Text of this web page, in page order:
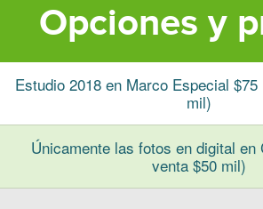
Opciones y
Estudio 2018 en Marco Especial
mil)
Únicamente las fotos en digital en
venta $50 mil)